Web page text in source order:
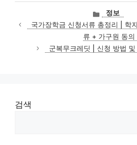
카
테
고
리
정보
국가장학금 신청서류 총정리 | 학
류 + 가구원 동의
군복무크레딧 | 신청 방법
검색